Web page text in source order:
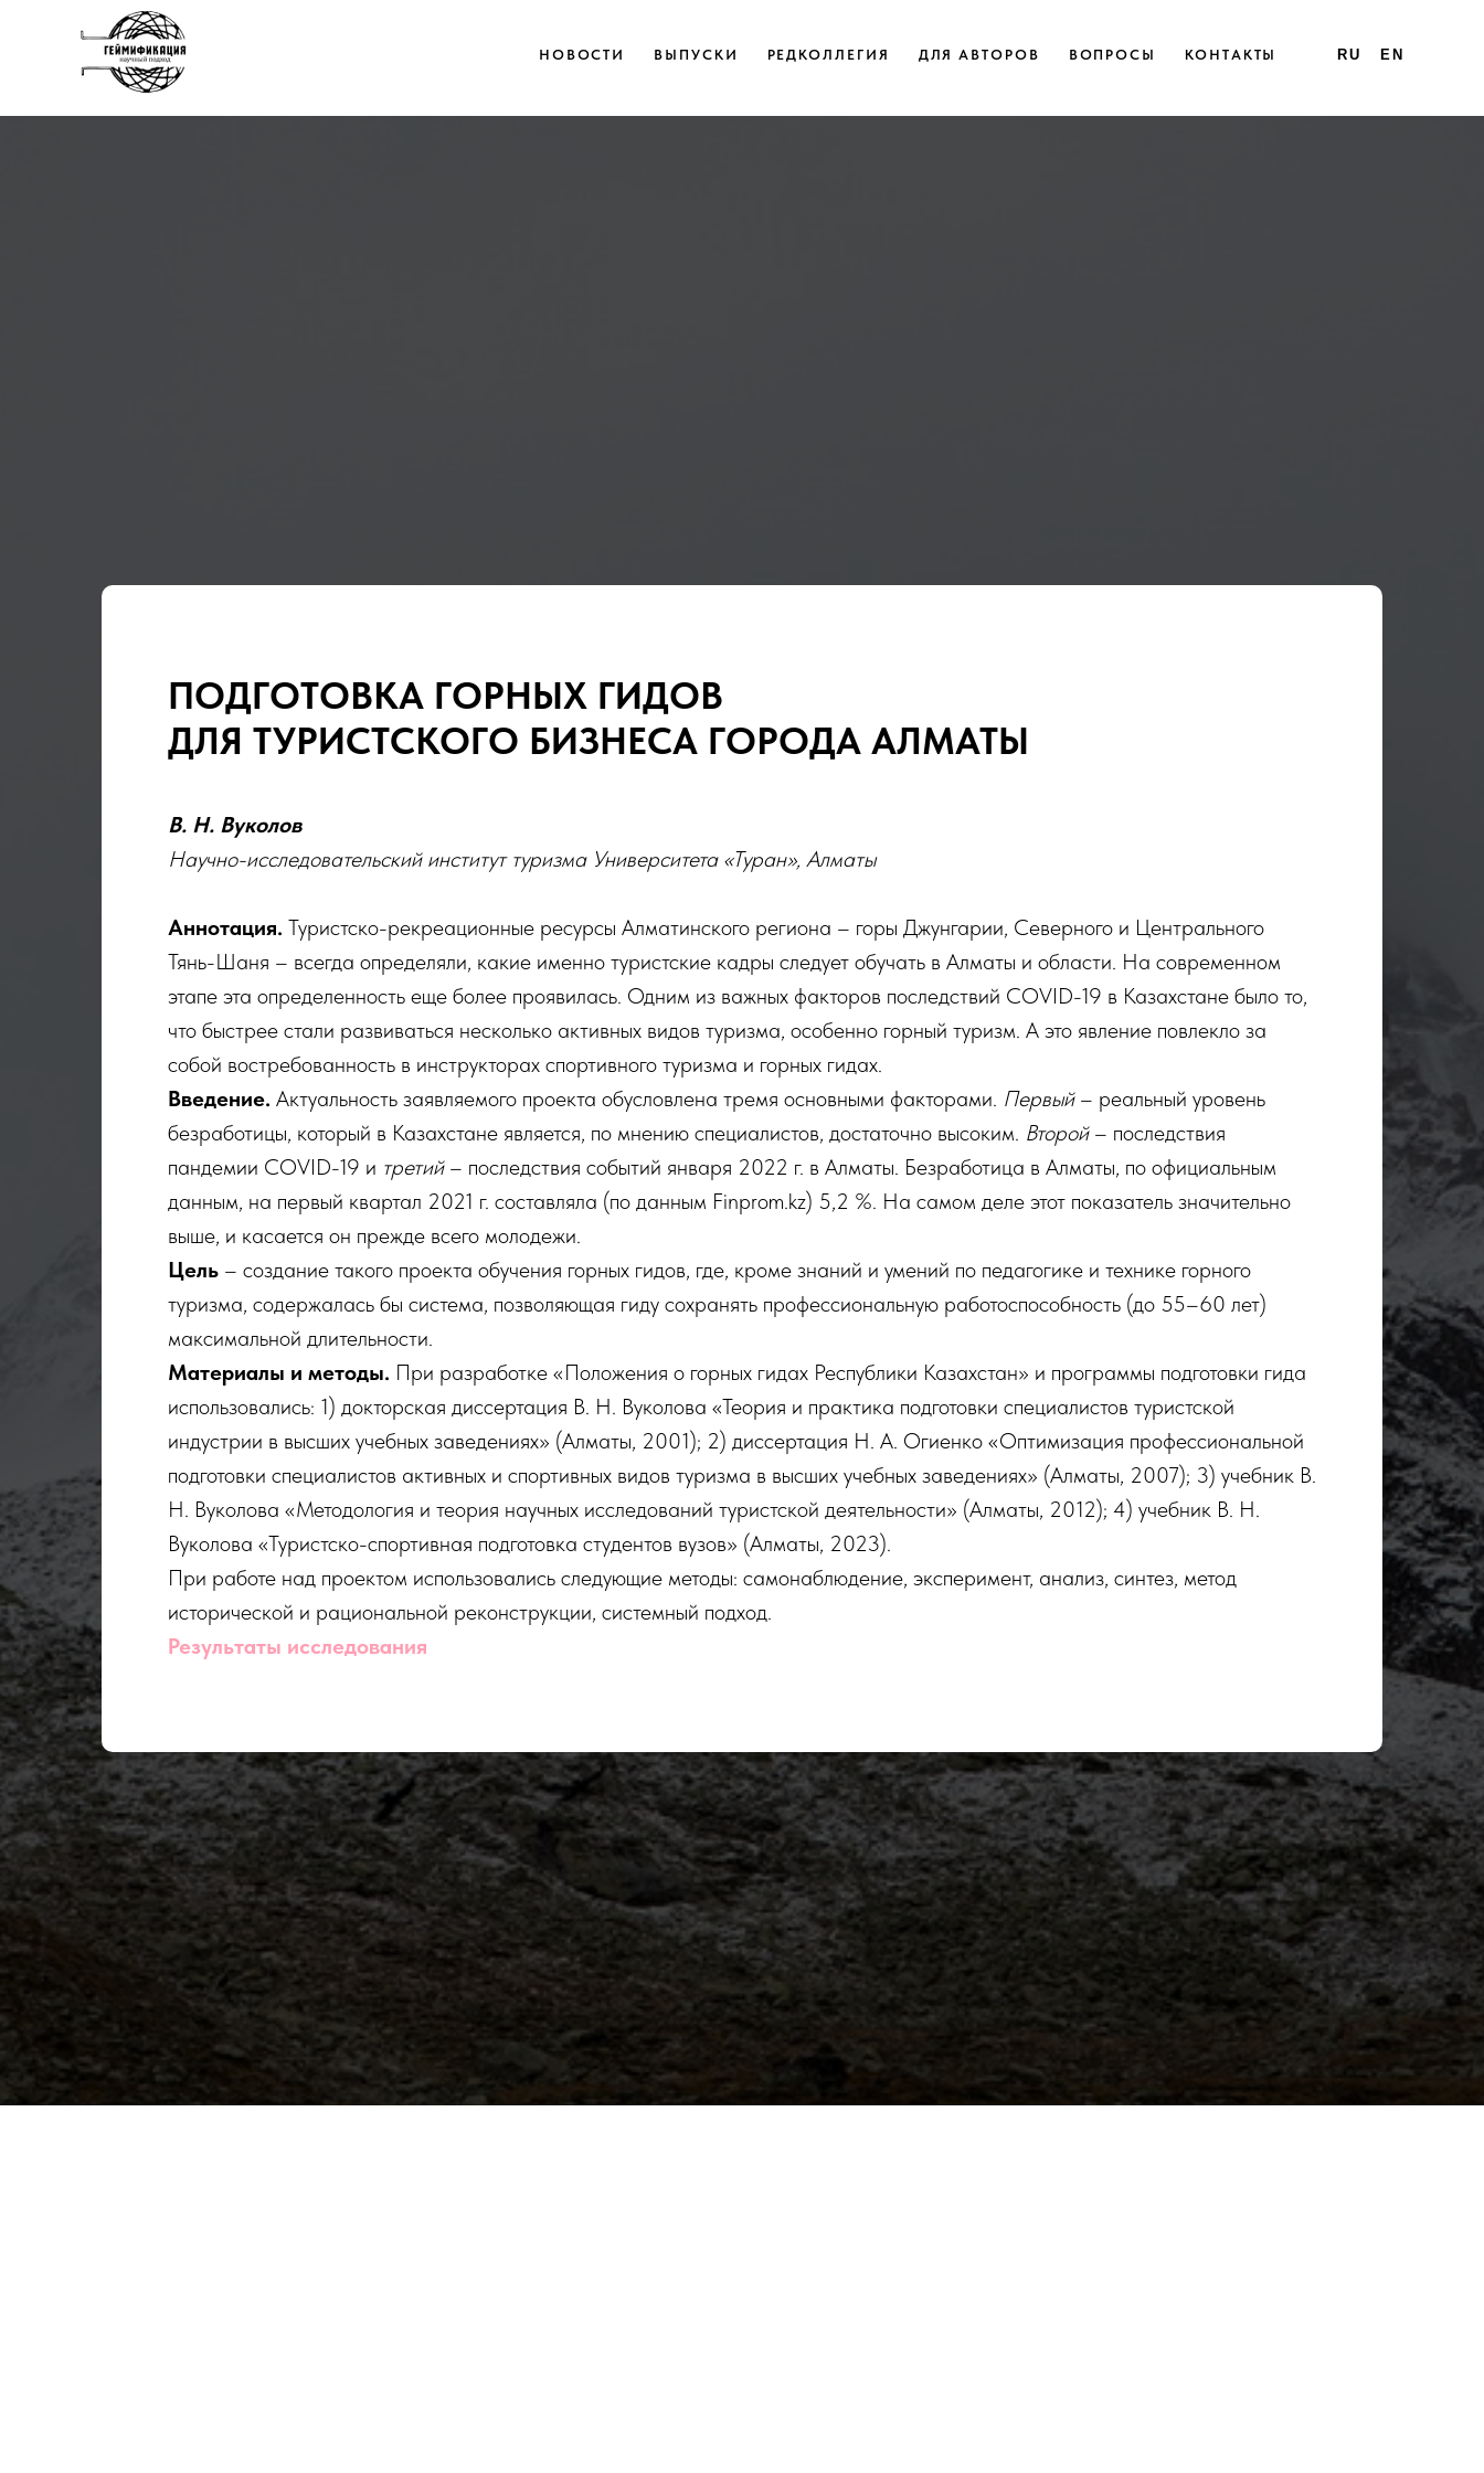
НОВОСТИ ВЫПУСКИ РЕДКОЛЛЕГИЯ ДЛЯ АВТОРОВ ВОПРОСЫ КОНТАКТЫ RU EN
ПОДГОТОВКА ГОРНЫХ ГИДОВ
ДЛЯ ТУРИСТСКОГО БИЗНЕСА ГОРОДА АЛМАТЫ
В. Н. Вуколов
Научно-исследовательский институт туризма Университета «Туран», Алматы
Аннотация. Туристско-рекреационные ресурсы Алматинского региона – горы Джунгарии, Северного и Центрального
Тянь-Шаня – всегда определяли, какие именно туристские кадры следует обучать в Алматы и области. На современном
этапе эта определенность еще более проявилась. Одним из важных факторов последствий COVID-19 в Казахстане было то,
что быстрее стали развиваться несколько активных видов туризма, особенно горный туризм. А это явление повлекло за
собой востребованность в инструкторах спортивного туризма и горных гидах.
Введение. Актуальность заявляемого проекта обусловлена тремя основными факторами. Первый– реальный уровень
безработицы, который в Казахстане является, по мнению специалистов, достаточно высоким. Второй– последствия
пандемии COVID-19 и третий– последствия событий января 2022 г. в Алматы. Безработица в Алматы, по официальным
данным, на первый квартал 2021 г. составляла (по данным Finprom.kz) 5,2 %. На самом деле этот показатель значительно
выше, и касается он прежде всего молодежи.
Цель – создание такого проекта обучения горных гидов, где, кроме знаний и умений по педагогике и технике горного
туризма, содержалась бы система, позволяющая гиду сохранять профессиональную работоспособность (до 55–60 лет)
максимальной длительности.
Материалы и методы. При разработке «Положения о горных гидах Республики Казахстан» и программы подготовки гида
использовались: 1) докторская диссертация В. Н. Вуколова «Теория и практика подготовки специалистов туристской
индустрии в высших учебных заведениях» (Алматы, 2001); 2) диссертация Н. А. Огиенко «Оптимизация профессиональной
подготовки специалистов активных и спортивных видов туризма в высших учебных заведениях» (Алматы, 2007); 3) учебник В.
Н. Вуколова «Методология и теория научных исследований туристской деятельности» (Алматы, 2012); 4) учебник В. Н.
Вуколова «Туристско-спортивная подготовка студентов вузов» (Алматы, 2023).
При работе над проектом использовались следующие методы: самонаблюдение, эксперимент, анализ, синтез, метод
исторической и рациональной реконструкции, системный подход.
Результаты исследования